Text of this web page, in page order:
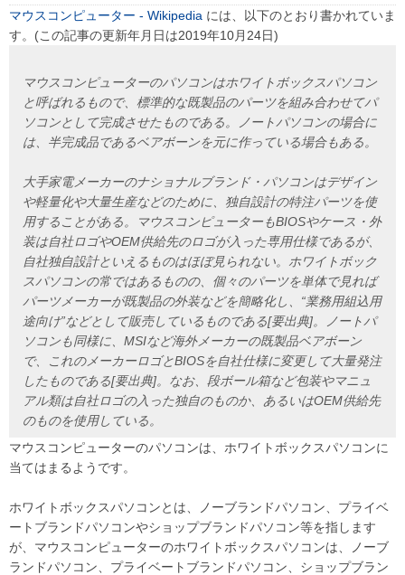
マウスコンピューター - Wikipedia には、以下のとおり書かれていま
す。(この記事の更新年月日は2019年10月24日)
マウスコンピューターのパソコンはホワイトボックスパソコン
と呼ばれるもので、標準的な既製品のパーツを組み合わせてパ
ソコンとして完成させたものである。ノートパソコンの場合に
は、半完成品であるベアボーンを元に作っている場合もある。
大手家電メーカーのナショナルブランド・パソコンはデザイン
や軽量化や大量生産などのために、独自設計の特注パーツを使
用することがある。マウスコンピューターもBIOSやケース・外
装は自社ロゴやOEM供給先のロゴが入った専用仕様であるが、
自社独自設計といえるものはほぼ見られない。ホワイトボック
スパソコンの常ではあるものの、個々のパーツを単体で見れば
パーツメーカーが既製品の外装などを簡略化し、“業務用組込用
途向け”などとして販売しているものである[要出典]。ノートパ
ソコンも同様に、MSIなど海外メーカーの既製品ベアボーン
で、これのメーカーロゴとBIOSを自社仕様に変更して大量発注
したものである[要出典]。なお、段ボール箱など包装やマニュ
アル類は自社ロゴの入った独自のものか、あるいはOEM供給先
のものを使用している。
マウスコンピューターのパソコンは、ホワイトボックスパソコンに
当てはまるようです。
ホワイトボックスパソコンとは、ノーブランドパソコン、プライベ
ートブランドパソコンやショップブランドパソコン等を指します
が、マウスコンピューターのホワイトボックスパソコンは、ノーブ
ランドパソコン、プライベートブランドパソコン、ショップブラン